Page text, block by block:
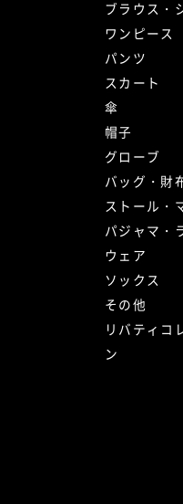
ブラウス・
ワンピース
パンツ
スカート
傘
帽子
グローブ
バッグ・財
ストール・
パジャマ・
ウェア
ソックス
その他
リバティコ
ン